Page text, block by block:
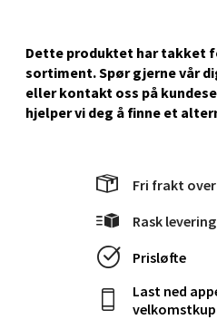
Dette produktet har takket
sortiment. Spør gjerne vår
eller kontakt oss på
hjelper vi deg å ﬁnne et
Fri frakt over
Rask levering
Prisløfte
Last ned
Gamle Stokkavei 1, 4313
Åpent i dag 10-18
0 i butikk